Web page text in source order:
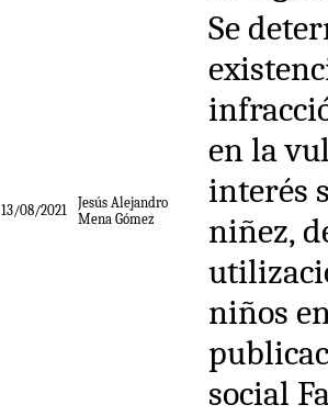
13/08/2021
Jesús Alejandro
Mena Gómez
Se
en la
interés
niñez,
niños
social